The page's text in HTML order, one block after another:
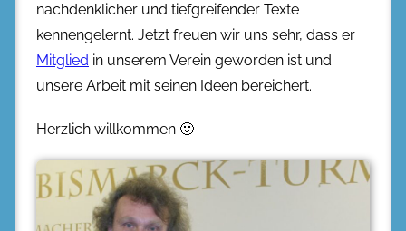
nachdenklicher und tiefgreifender Texte
kennengelernt. Jetzt freuen wir uns sehr, dass er
Mitglied in unserem Verein geworden ist und
unsere Arbeit mit seinen Ideen bereichert.
Herzlich willkommen 🙂